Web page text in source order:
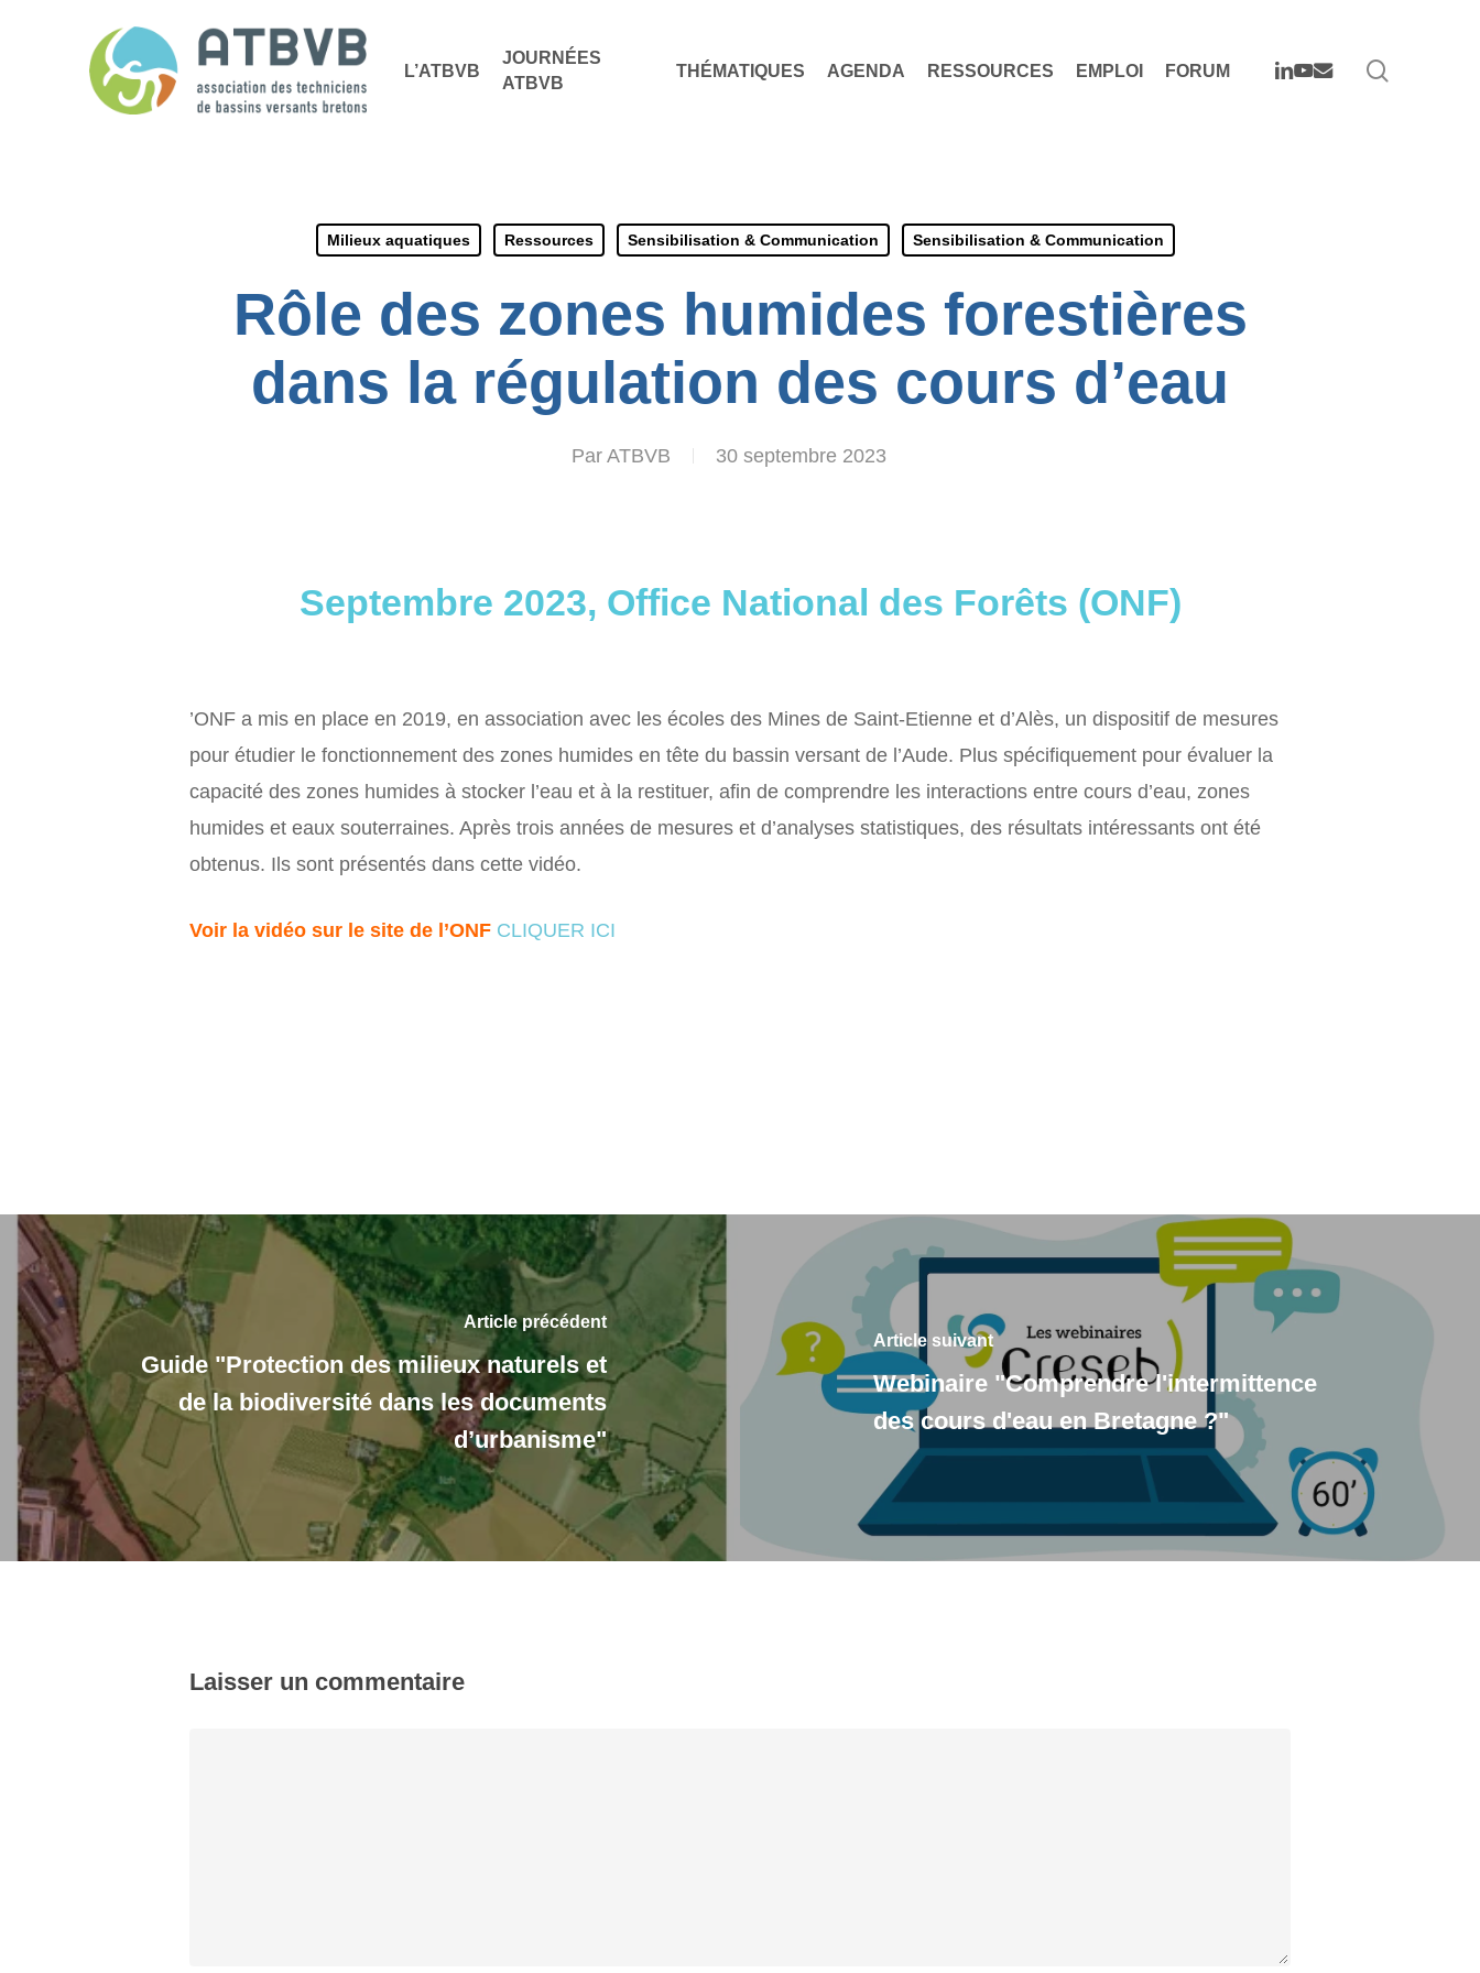
L’ATBVB
JOURNÉES
ATBVB
THÉMATIQUES AGENDA RESSOURCES EMPLOI FORUM LINKEDIN
YOUTUBE
EMAIL
Milieux aquatiques Ressources Sensibilisation & Communication Sensibilisation & Communication
Rôle des zones humides forestières
dans la régulation des cours d’eau
Par ATBVB 30 septembre 2023
Septembre 2023, Office National des Forêts (ONF)
’ONF a mis en place en 2019, en association avec les écoles des Mines de Saint-Etienne et d’Alès, un dispositif de mesures
pour étudier le fonctionnement des zones humides en tête du bassin versant de l’Aude. Plus spécifiquement pour évaluer la
capacité des zones humides à stocker l’eau et à la restituer, afin de comprendre les interactions entre cours d’eau, zones
humides et eaux souterraines. Après trois années de mesures et d’analyses statistiques, des résultats intéressants ont été
obtenus. Ils sont présentés dans cette vidéo.
Voir la vidéo sur le site de l’ONF CLIQUER ICI
Article précédent
Guide "Protection des milieux naturels et
de la biodiversité dans les documents
d’urbanisme"
Article suivant
Webinaire "Comprendre l'intermittence
des cours d'eau en Bretagne ?"
Laisser un commentaire